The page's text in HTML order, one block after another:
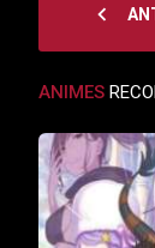
navigate_before
ANIMES